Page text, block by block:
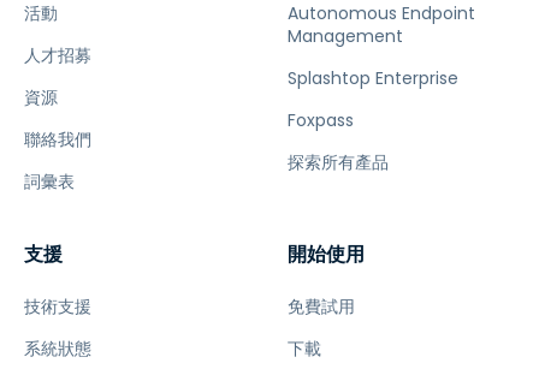
活動
人才招募
資源
聯絡我們
詞彙表
Autonomous Endpoint
Management
Splashtop Enterprise
Foxpass
探索所有產品
支援
技術支援
系統狀態
開始使用
免費試用
下載